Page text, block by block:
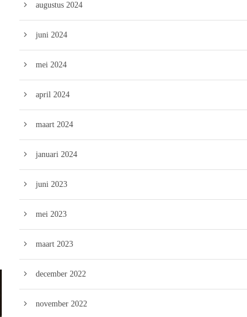
augustus 2024
juni 2024
mei 2024
april 2024
maart 2024
januari 2024
juni 2023
mei 2023
maart 2023
december 2022
november 2022